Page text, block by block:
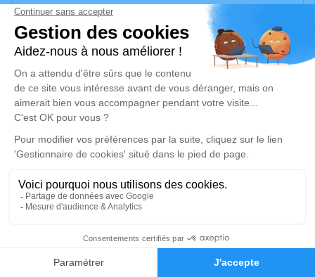
Faire-part Hommages
vos condoléances, partager des photos souvenirs, une
anecdote ou exprimer vos pensées à travers des
poèmes ou des textes. Cet endroit est un lieu
d'expression dédié à honorer la mémoire d’Alain
MARTINEZ.
Un service de plantation d’arbre hommage est
disponible ici.
Je rends hommage
Cérémonie religieuse
Église Sainte - Marie de Gardanne
3 Bd Bontemps